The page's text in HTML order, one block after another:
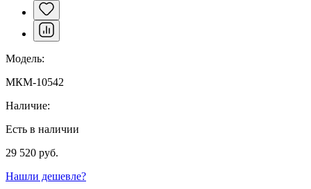
Модель:
МКМ-10542
Наличие:
Есть в наличии
29 520 руб.
Нашли дешевле?